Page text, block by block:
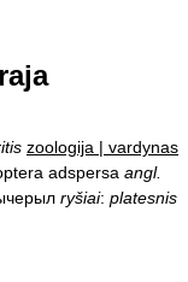
zoologija | vardynas
adspersa angl.
ryšiai: platesnis